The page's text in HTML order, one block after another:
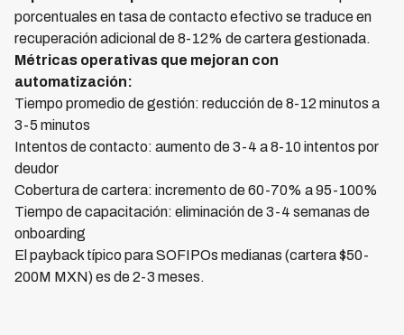
porcentuales en tasa de contacto efectivo se traduce en
recuperación adicional de 8-12% de cartera gestionada.
Métricas operativas que mejoran con
automatización:
Tiempo promedio de gestión: reducción de 8-12 minutos a
3-5 minutos
Intentos de contacto: aumento de 3-4 a 8-10 intentos por
deudor
Cobertura de cartera: incremento de 60-70% a 95-100%
Tiempo de capacitación: eliminación de 3-4 semanas de
onboarding
El payback típico para SOFIPOs medianas (cartera $50-
200M MXN) es de 2-3 meses.